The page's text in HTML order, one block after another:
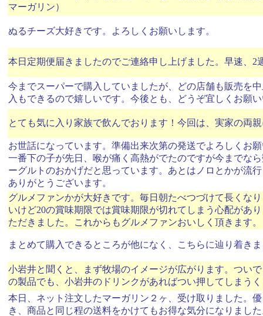
マーガリン）
ぬるチーズ大好きです。よろしくお願いします。
本日定期便届きましたのでご連絡申し上げました。早速、
今までスーパーで購入していましたが、どの店舗も販売を
入もできるので嬉しいです。今後とも、どうぞ宜しくお願
とても気に入り家族で飲んでおります！今回は、実家の両
お世話になっています。準備出来次第の発送でよろしくお
一番下の子が先日、喉が痛く高熱がでたのですが今までな
ーグルトのおかげだと思っています。あとはノロとかが流
ありがとうございます。
グルメファンかが大好きです。毎日朝たべつづけて長くな
いけど20の賞味期限では賞味期限が切れてしまう心配があ
ただきました。これからもグルメファンおいしく頂きます。
まとめて購入できるところが他になく、こちらに辿り着き
小岩井と聞くと、まず牧場のイメージが広がります。つい
の製品でも、小岩井のドリンクがあればつい押してしまう
本日、ネット注文したマーガリン２ヶ、受け取りました。
き、商品と同じ程の送料をかけてもお得な気分になりまし